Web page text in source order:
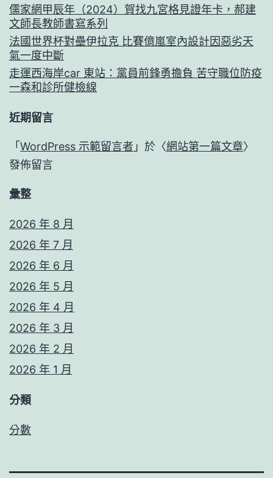
儒家網甲辰年（2024）賀找九宮格見證年卡，郝建
文師長教師書寫系列
法國世界杯對壘伊拉克 比賽億嵐室內設計因惡劣天
氣一度中斷
走運西海岸car 東站：黨員前鋒勇擔負 苦守職位防疫
一森和診所健檢線
近期留言
「WordPress 示範留言者 」於〈網站第一篇文章〉
發佈留言
彙整
2026 年 8 月
2026 年 7 月
2026 年 6 月
2026 年 5 月
2026 年 4 月
2026 年 3 月
2026 年 2 月
2026 年 1 月
分類
分數